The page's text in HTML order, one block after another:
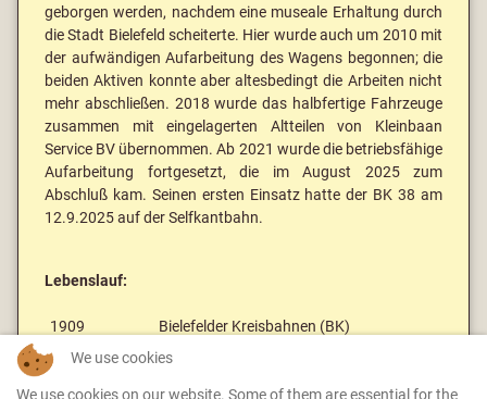
geborgen werden, nachdem eine museale Erhaltung durch
die Stadt Bielefeld scheiterte. Hier wurde auch um 2010 mit
der aufwändigen Aufarbeitung des Wagens begonnen; die
beiden Aktiven konnte aber altesbedingt die Arbeiten nicht
mehr abschließen. 2018 wurde das halbfertige Fahrzeuge
zusammen mit eingelagerten Altteilen von Kleinbaan
Service BV übernommen. Ab 2021 wurde die betriebsfähige
Aufarbeitung fortgesetzt, die im August 2025 zum
Abschluß kam. Seinen ersten Einsatz hatte der BK 38 am
12.9.2025 auf der Selfkantbahn.
Lebenslauf:
1909
Bielefelder Kreisbahnen (BK)
1957
verkauft an privat (?)
1989
an Märkische Museums-Eisenbahn
We use cookies
We use cookies on our website. Some of them are essential for the